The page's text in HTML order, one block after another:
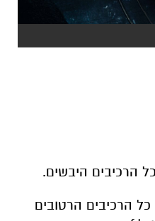
הרכיבים היבשים.
הרכיבים הרטובים